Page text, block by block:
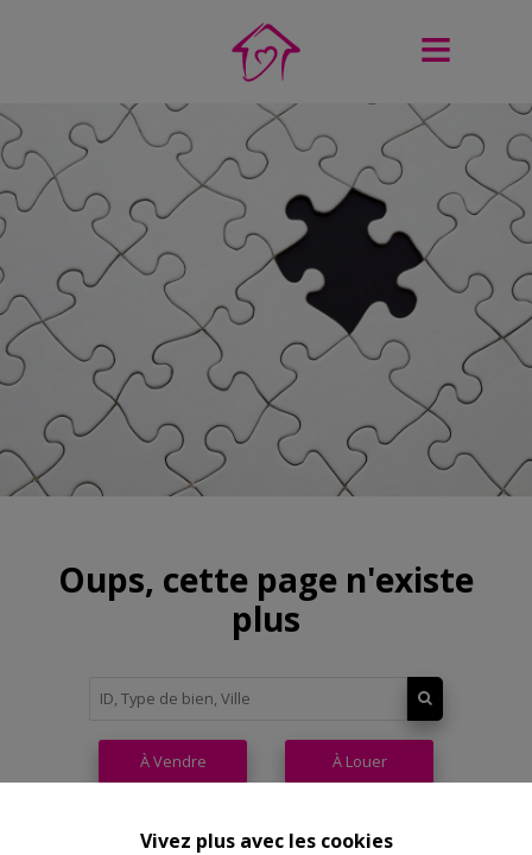
Vivez plus avec les cookies
Oups, cette page n'existe
plus
À Vendre À Louer